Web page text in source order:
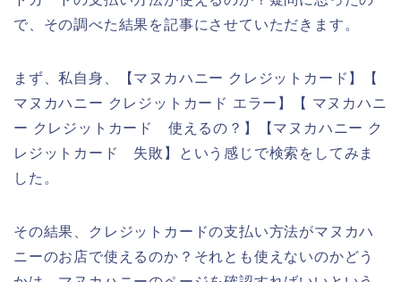
で、その調べた結果を記事にさせていただきます。
まず、私自身、【マヌカハニー クレジットカード】【
マヌカハニー クレジットカード エラー】【 マヌカハニ
ー クレジットカード 使えるの？】【マヌカハニー ク
レジットカード 失敗】という感じで検索をしてみま
した。
その結果、クレジットカードの支払い方法がマヌカハ
ニーのお店で使えるのか？それとも使えないのかどう